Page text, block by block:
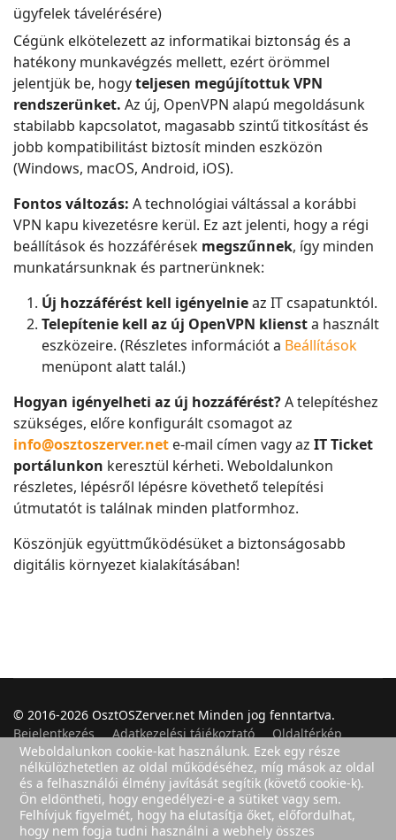
ügyfelek távelérésére)
Cégünk elkötelezett az informatikai biztonság és a
hatékony munkavégzés mellett, ezért örömmel
jelentjük be, hogyteljesen megújítottuk VPN
rendszerünket. Az új, OpenVPN alapú megoldásunk
stabilabb kapcsolatot, magasabb szintű titkosítást és
jobb kompatibilitást biztosít minden eszközön
(Windows, macOS, Android, iOS).
Fontos változás: A technológiai váltással a korábbi
VPN kapu kivezetésre kerül. Ez azt jelenti, hogy a régi
beállítások és hozzáférések megszűnnek, így minden
munkatársunknak és partnerünknek:
Új hozzáférést kell igényelnieaz IT csapatunktól.
Telepítenie kell az új OpenVPN kliensta használt
eszközeire. (Részletes információt a Beállítások
menüpont alatt talál.)
Hogyan igényelheti az új hozzáférést?A telepítéshez
szükséges, előre konfigurált csomagot az
info@osztoszerver.net e-mail címen vagy az IT Ticket
portálunkon keresztül kérheti. Weboldalunkon
részletes, lépésről lépésre követhető telepítési
útmutatót is találnak minden platformhoz.
Köszönjük együttműködésüket a biztonságosabb
digitális környezet kialakításában!
© 2016-2026 OsztOSZerver.net Minden jog fenntartva.
Bejelentkezés
Adatkezelési tájékoztató Oldaltérkép
Felhasználók
Weboldalunkon cookie-kat használunk. Ezek egy része
nélkülözhetetlen az oldal működéséhez, míg mások az oldal
és a felhasználói élmény javítását segítik (követő cookie-k).
Ön eldöntheti, hogy engedélyezi-e a sütiket vagy sem.
Felhívjuk figyelmét, hogy ha elutasítja őket, előfordulhat,
hogy nem fogja tudni használni a webhely összes